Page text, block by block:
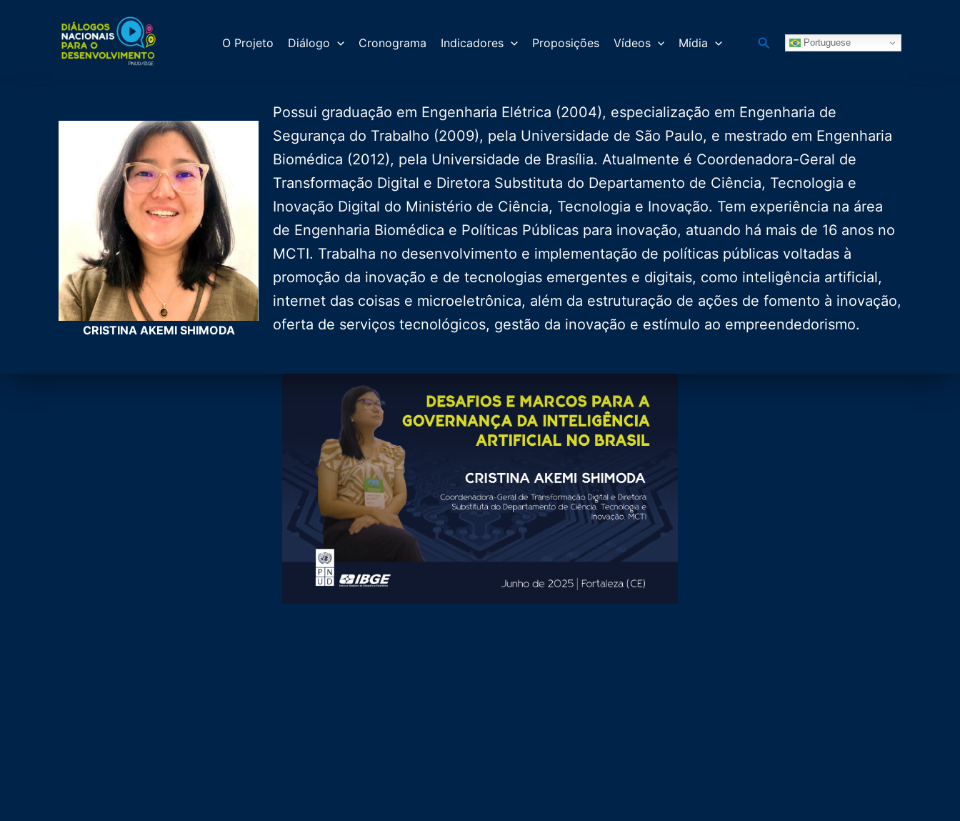
O Projeto Diálogo Cronograma Indicadores Proposições Vídeos Mídia PesquisarPortuguese
CRISTINA AKEMI SHIMODA
Possui graduação em Engenharia Elétrica (2004), especialização em Engenharia de
Segurança do Trabalho (2009), pela Universidade de São Paulo, e mestrado em Engenharia
Biomédica (2012), pela Universidade de Brasília. Atualmente é Coordenadora-Geral de
Transformação Digital e Diretora Substituta do Departamento de Ciência, Tecnologia e
Inovação Digital do Ministério de Ciência, Tecnologia e Inovação. Tem experiência na área
de Engenharia Biomédica e Políticas Públicas para inovação, atuando há mais de 16 anos no
MCTI. Trabalha no desenvolvimento e implementação de políticas públicas voltadas à
promoção da inovação e de tecnologias emergentes e digitais, como inteligência artificial,
internet das coisas e microeletrônica, além da estruturação de ações de fomento à inovação,
oferta de serviços tecnológicos, gestão da inovação e estímulo ao empreendedorismo.